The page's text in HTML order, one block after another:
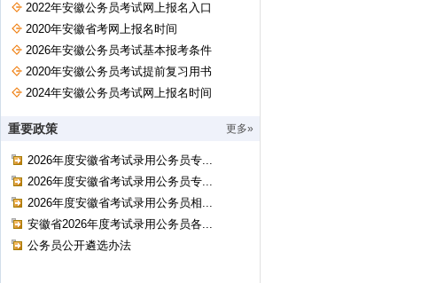
2022年安徽公务员考试网上报名入口
2020年安徽省考网上报名时间
2026年安徽公务员考试基本报考条件
2020年安徽公务员考试提前复习用书
2024年安徽公务员考试网上报名时间
重要政策 更多»
2026年度安徽省考试录用公务员专...
2026年度安徽省考试录用公务员专...
2026年度安徽省考试录用公务员相...
安徽省2026年度考试录用公务员各...
公务员公开遴选办法